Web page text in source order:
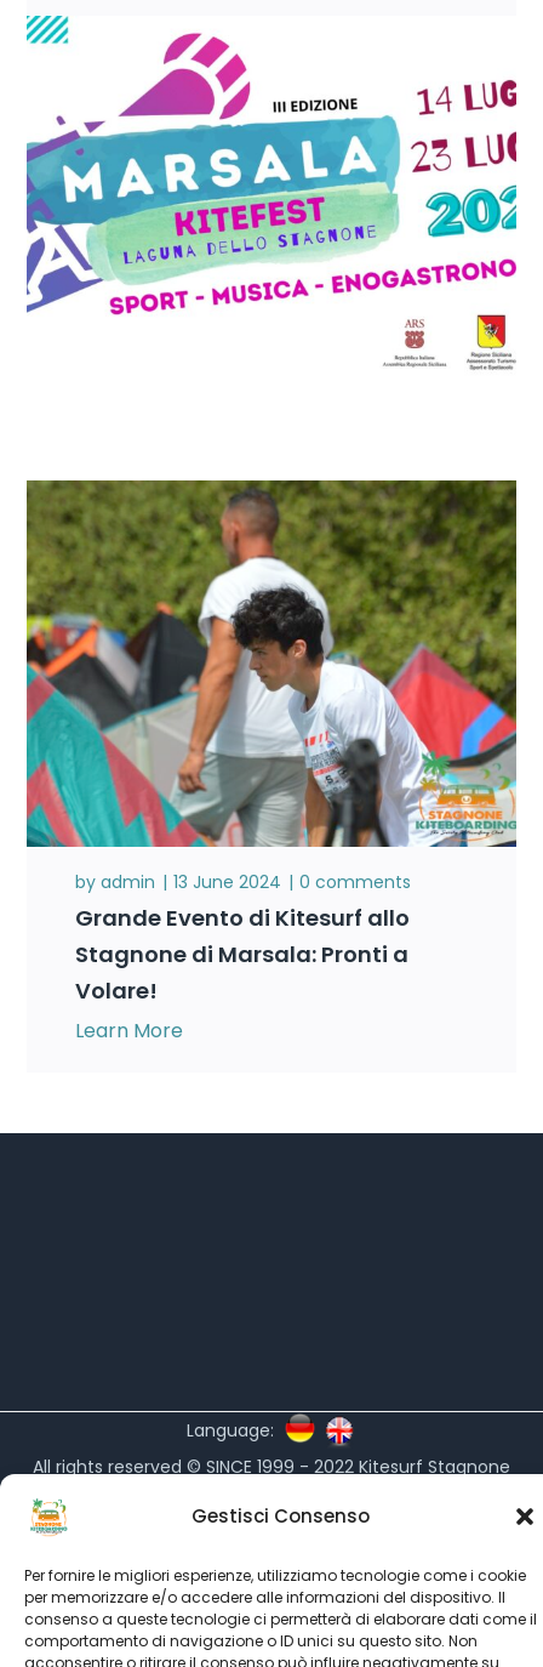
Gestisci Consenso
Per fornire le migliori esperienze, utilizziamo tecnologie come i cookie
per memorizzare e/o accedere alle informazioni del dispositivo. Il
consenso a queste tecnologie ci permetterà di elaborare dati come il
comportamento di navigazione o ID unici su questo sito. Non
acconsentire o ritirare il consenso può influire negativamente su
byadmin 13 June 2024 0 comments
Grande Evento di Kitesurf allo
Stagnone di Marsala: Pronti a
Volare!
Learn More
Language:
All rights reserved © SINCE 1999 - 2022 Kitesurf Stagnone
powered by
Italian Kitesurf Association
partner's
-Kiteboarding.it